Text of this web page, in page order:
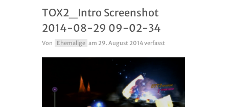
TOX2_Intro Screenshot
2014-08-29 09-02-34
Von Ehemalige am 29. August 2014verfasst